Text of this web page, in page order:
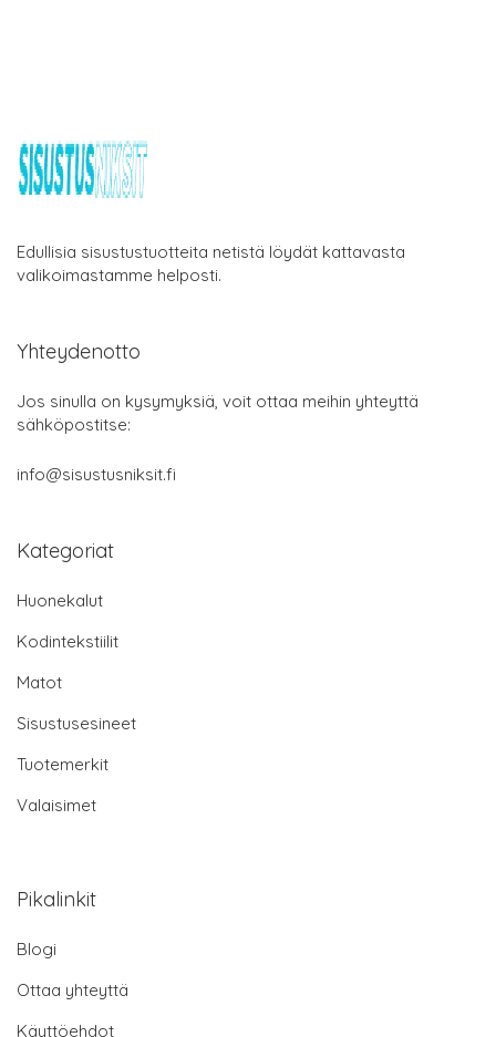
Edullisia sisustustuotteita netistä löydät kattavasta
valikoimastamme helposti.
Yhteydenotto
Jos sinulla on kysymyksiä, voit ottaa meihin yhteyttä
sähköpostitse:
info@sisustusniksit.fi
Kategoriat
Huonekalut
Kodintekstiilit
Matot
Sisustusesineet
Tuotemerkit
Valaisimet
Pikalinkit
Blogi
Ottaa yhteyttä
Käyttöehdot